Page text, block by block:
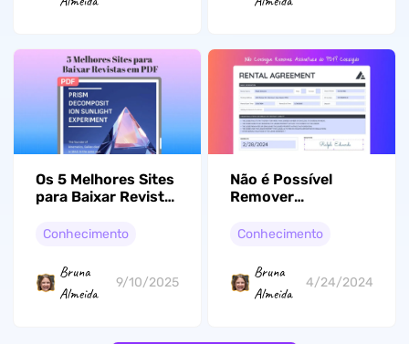
Os 5 Melhores Sites
para Baixar Revista
Gratuitas Incluídas
Conhecimento
Bruna
Almeida
9/10/2025
Não é Possível
Remover
do PDF? Corrija
Conhecimento
Bruna
Almeida
4/24/2024